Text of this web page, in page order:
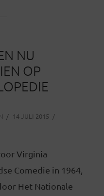
NU
OP
14 JULI 2015
Virginia
Comedie in 1964,
Het Nationale